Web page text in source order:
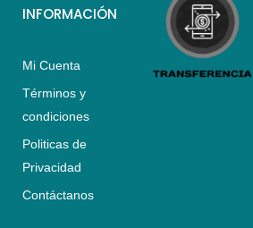
INFORMACIÓN
Mi Cuenta
Términos y
condiciones
Politicas de
Privacidad
Contáctanos